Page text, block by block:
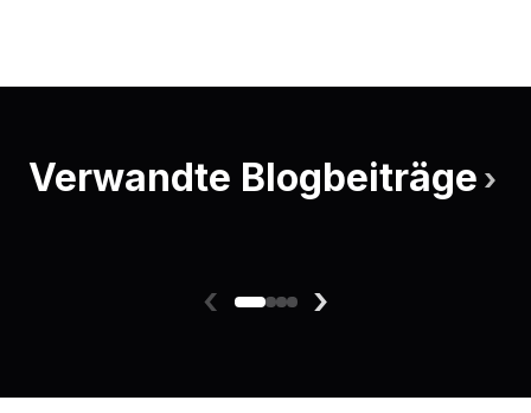
Verwandte Blogbeiträge ›
‹ ›